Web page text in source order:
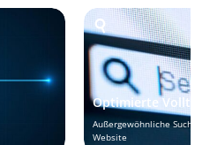
Optimierte
Außergewöhnliche
Website